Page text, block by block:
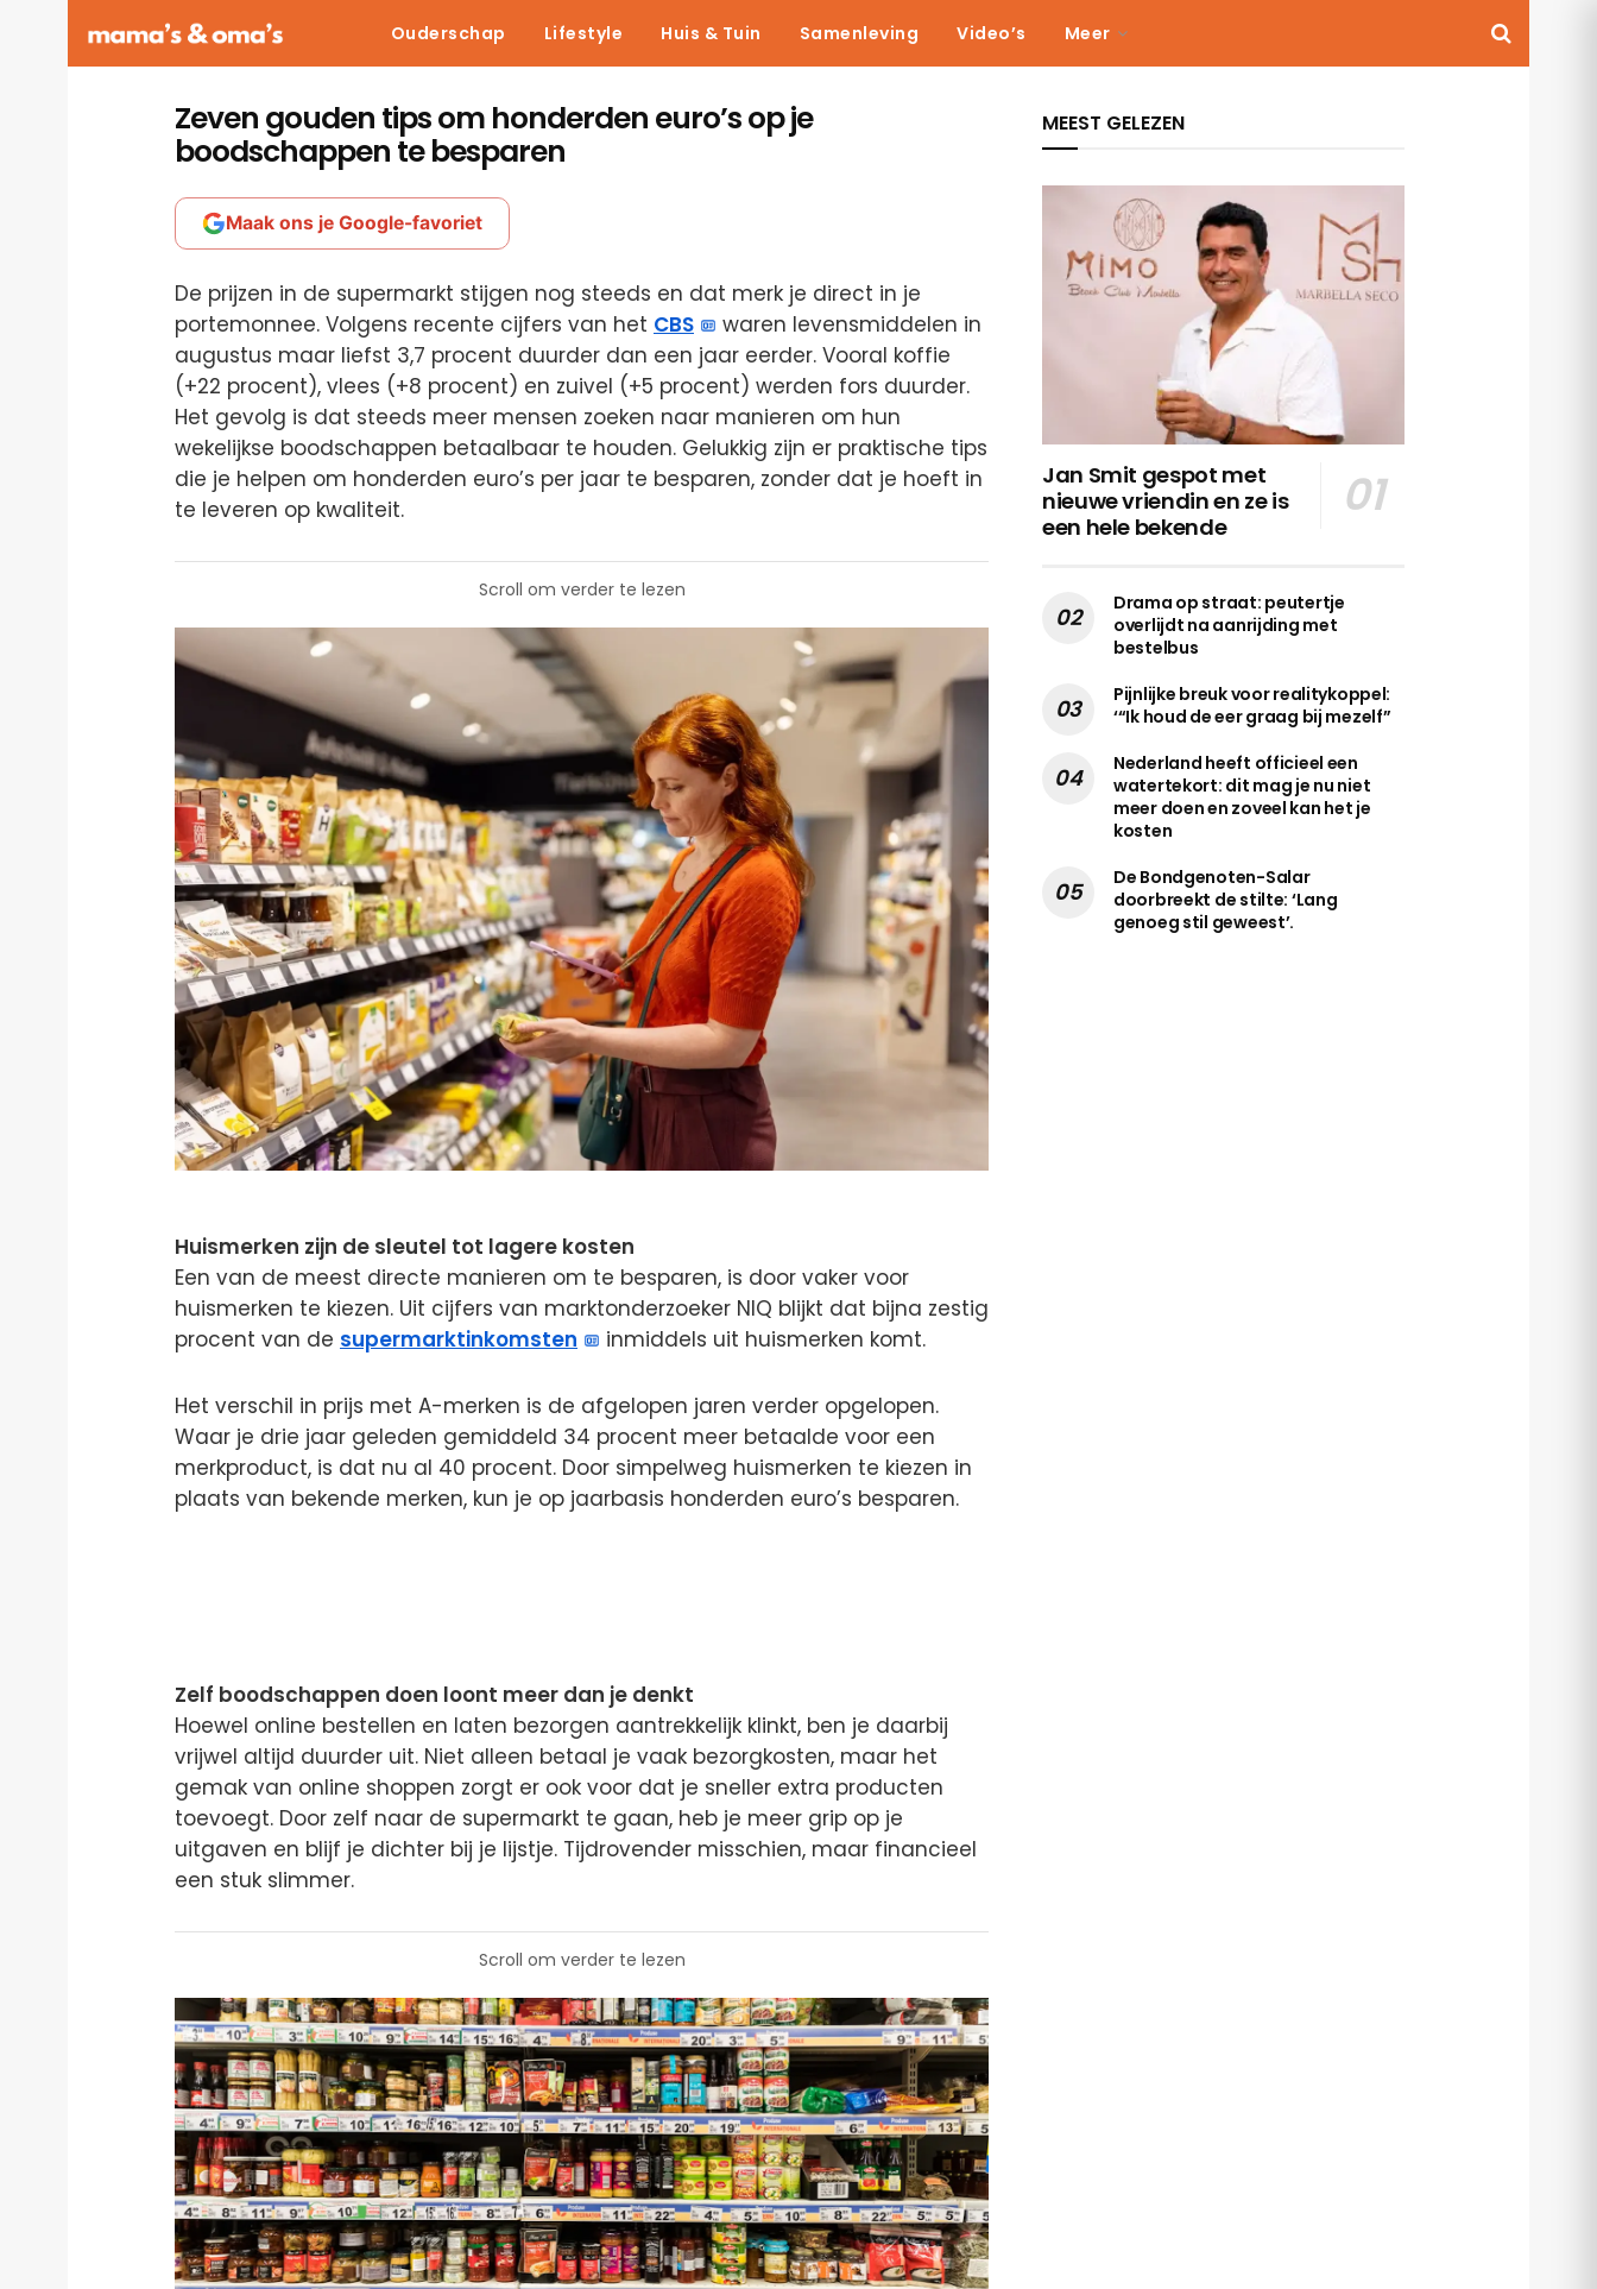
Ouderschap Lifestyle Huis & Tuin Samenleving Video’s Meer
Zeven gouden tips om honderden euro’s op je
boodschappen te besparen
Maak ons je Google-favoriet
De prijzen in de supermarkt stijgen nog steeds en dat merk je direct in je
portemonnee. Volgens recente cijfers van het CBS
waren levensmiddelen in
augustus maar liefst 3,7 procent duurder dan een jaar eerder. Vooral koffie
(+22 procent), vlees (+8 procent) en zuivel (+5 procent) werden fors duurder.
Het gevolg is dat steeds meer mensen zoeken naar manieren om hun
wekelijkse boodschappen betaalbaar te houden. Gelukkig zijn er praktische tips
die je helpen om honderden euro’s per jaar te besparen, zonder dat je hoeft in
te leveren op kwaliteit.
Scroll om verder te lezen
Huismerken zijn de sleutel tot lagere kosten
Een van de meest directe manieren om te besparen, is door vaker voor
huismerken te kiezen. Uit cijfers van marktonderzoeker NIQ blijkt dat bijna zestig
procent van de supermarktinkomsten inmiddels uit huismerken komt.
Het verschil in prijs met A-merken is de afgelopen jaren verder opgelopen.
Waar je drie jaar geleden gemiddeld 34 procent meer betaalde voor een
merkproduct, is dat nu al 40 procent. Door simpelweg huismerken te kiezen in
plaats van bekende merken, kun je op jaarbasis honderden euro’s besparen.
Zelf boodschappen doen loont meer dan je denkt
Hoewel online bestellen en laten bezorgen aantrekkelijk klinkt, ben je daarbij
vrijwel altijd duurder uit. Niet alleen betaal je vaak bezorgkosten, maar het
gemak van online shoppen zorgt er ook voor dat je sneller extra producten
toevoegt. Door zelf naar de supermarkt te gaan, heb je meer grip op je
uitgaven en blijf je dichter bij je lijstje. Tijdrovender misschien, maar financieel
een stuk slimmer.
Scroll om verder te lezen
MEEST GELEZEN
Jan Smit gespot met
nieuwe vriendin en ze is
een hele bekende
Drama op straat: peutertje
overlijdt na aanrijding met
bestelbus
Pijnlijke breuk voor realitykoppel:
‘“Ik houd de eer graag bij mezelf”
Nederland heeft officieel een
watertekort: dit mag je nu niet
meer doen en zoveel kan het je
kosten
De Bondgenoten-Salar
doorbreekt de stilte: ‘Lang
genoeg stil geweest’.